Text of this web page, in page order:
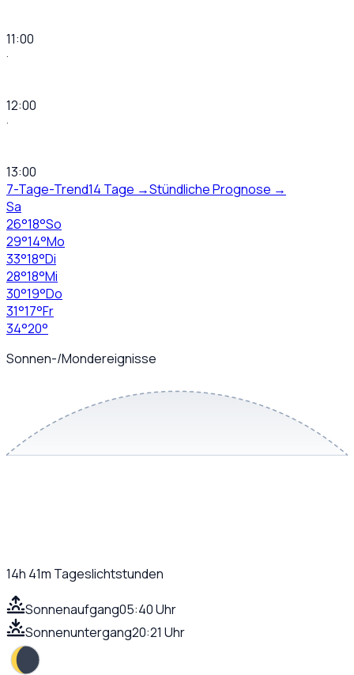
11:00
·
12:00
·
13:00
7-Tage-Trend14 Tage →Stündliche Prognose →
Sa
26°18°So
29°14°Mo
33°18°Di
28°18°Mi
30°19°Do
31°17°Fr
34°20°
Sonnen-/Mondereignisse
14h 41m Tageslichtstunden
Sonnenaufgang05:40 Uhr
Sonnenuntergang20:21 Uhr